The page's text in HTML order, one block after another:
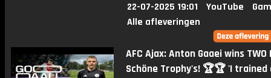
22-07-2025 19:01 YouTube
Alle afleveringen
AFC Ajax: Anton Gaaei wins TWO
Schöne Trophy's! 🏆🏆 'I trained